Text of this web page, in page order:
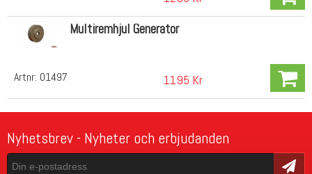
Artnr: 01497
Multiremhjul Generator
1195 Kr
Nyhetsbrev - Nyheter och erbjudanden
Skicka